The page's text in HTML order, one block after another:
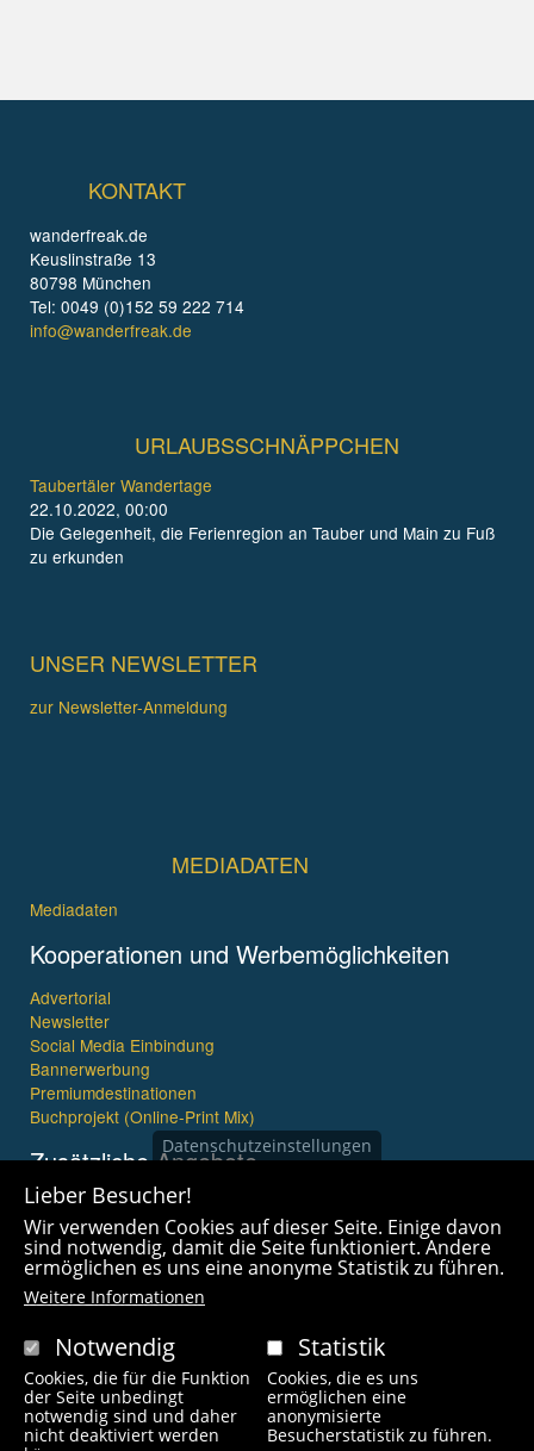
KONTAKT
wanderfreak.de
Keuslinstraße 13
80798 München
Tel: 0049 (0)152 59 222 714
info@wanderfreak.de
URLAUBSSCHNÄPPCHEN
Taubertäler Wandertage
22.10.2022, 00:00
Die Gelegenheit, die Ferienregion an Tauber und Main zu Fuß
zu erkunden
UNSER NEWSLETTER
zur Newsletter-Anmeldung
MEDIADATEN
Mediadaten
Kooperationen und Werbemöglichkeiten
Advertorial
Newsletter
Social Media Einbindung
Bannerwerbung
Premiumdestinationen
Buchprojekt (Online-Print Mix)
Zusätzliche Angebote
Imagefilme und mehr
360° x 360° Fotografie
Copyright © 2021 wanderfreak.de. Alle Rechte vorbehalten.
Datenschutzeinstellungen
Lieber Besucher!
Wir verwenden Cookies auf dieser Seite. Einige davon
sind notwendig, damit die Seite funktioniert. Andere
ermöglichen es uns eine anonyme Statistik zu führen.
Weitere Informationen
Notwendig
Cookies, die für die Funktion
der Seite unbedingt
notwendig sind und daher
nicht deaktiviert werden
Statistik
Cookies, die es uns
ermöglichen eine
anonymisierte
Besucherstatistik zu führen.